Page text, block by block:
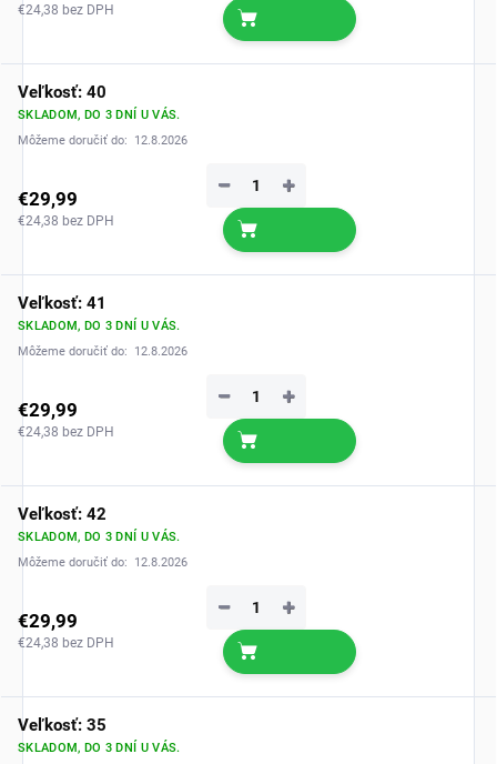
€24,38 bez DPH
Veľkosť: 40
SKLADOM, DO 3 DNÍ U VÁS.
Môžeme doručiť do:
12.8.2026
€29,99
€24,38 bez DPH
+
−
Veľkosť: 41
SKLADOM, DO 3 DNÍ U VÁS.
Môžeme doručiť do:
12.8.2026
€29,99
€24,38 bez DPH
+
−
Veľkosť: 42
SKLADOM, DO 3 DNÍ U VÁS.
Môžeme doručiť do:
12.8.2026
€29,99
€24,38 bez DPH
+
−
Veľkosť: 35
SKLADOM, DO 3 DNÍ U VÁS.